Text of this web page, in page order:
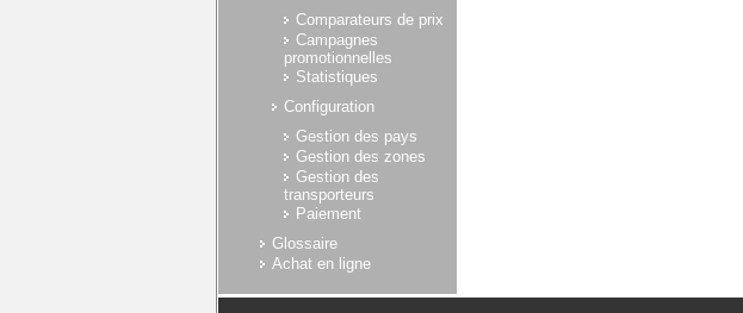
Comparateurs de prix
Campagnes
promotionnelles
Statistiques
Configuration
Gestion des pays
Gestion des zones
Gestion des
transporteurs
Paiement
Glossaire
Achat en ligne